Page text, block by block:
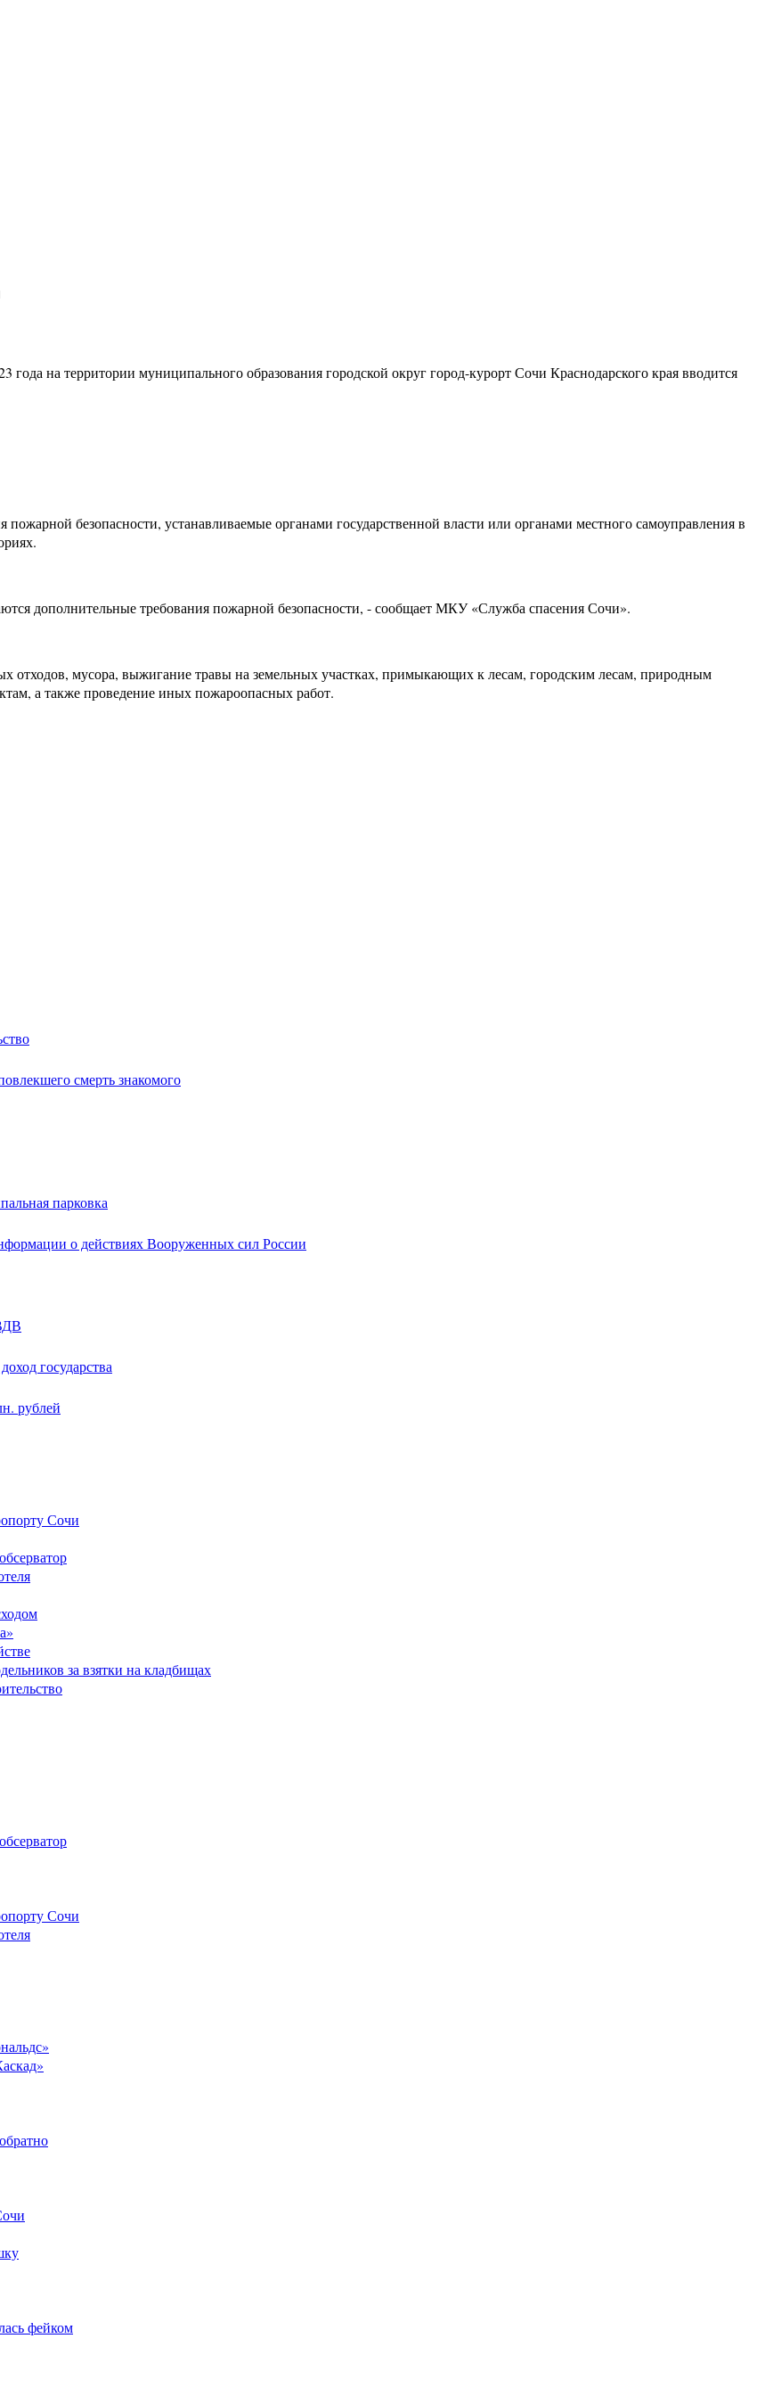
на территории муниципального образования городской округ город-курорт Сочи Краснодарского края вводится
безопасности, устанавливаемые органами государственной власти или органами местного самоуправления в
дополнительные требования пожарной безопасности, - сообщает МКУ «Служба спасения Сочи».
отходов, мусора, выжигание травы на земельных участках, примыкающих к лесам, городским лесам, природным
а также проведение иных пожароопасных работ.
смерть знакомого
парковка
о действиях Вооруженных сил России
государства
рублей
Сочи
за взятки на кладбищах
Сочи
фейком